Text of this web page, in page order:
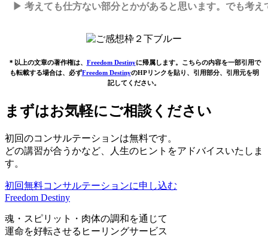
▶ 考えても仕方ない部分とかがあると思います。でも考
＊以上の文章の著作権は、 Freedom Destinyに帰属します。こちらの内容を一部引用で
も転載する場合は、必ずFreedom DestinyのHPリンクを貼り、引用部分、引用元を明
記してください。
まずはお気軽にご相談ください
初回のコンサルテーションは無料です。
どの講習が合うかなど、人生のヒントをアドバイスいたしま
す。
初回無料コンサルテーションに申し込む
Freedom Destiny
魂・スピリット・肉体の調和を通じて
運命を好転させるヒーリングサービス